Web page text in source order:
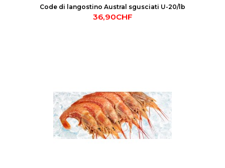
Code di langostino Austral sgusciati U-20/lb
36,90CHF